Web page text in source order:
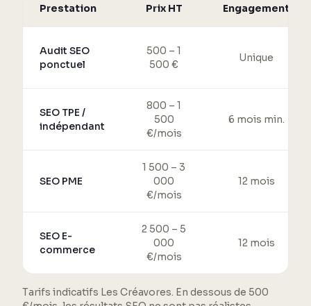
Prestation Prix HT Engagement
Audit SEO
ponctuel
500 – 1
500 €
Unique
SEO TPE /
indépendant
800 – 1
500
€/mois
6 mois min.
SEO PME
1 500 – 3
000
€/mois
12 mois
SEO E-
commerce
2 500 – 5
000
€/mois
12 mois
Tarifs indicatifs Les Créavores. En dessous de 500